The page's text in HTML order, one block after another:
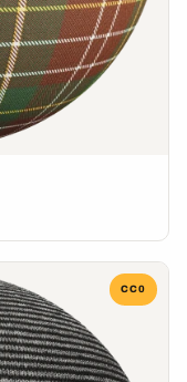
CC0